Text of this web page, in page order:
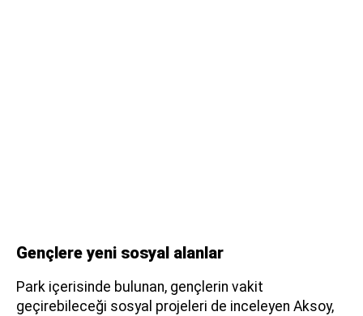
Gençlere yeni sosyal alanlar
Park içerisinde bulunan, gençlerin vakit
geçirebileceği sosyal projeleri de inceleyen Aksoy,